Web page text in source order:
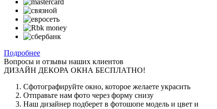
Подробнее
Вопросы и отзывы наших клиентов
ДИЗАЙН ДЕКОРА ОКНА БЕСПЛАТНО!
Сфотографируйте окно, которое желаете украсить
Отправьте нам фото через форму снизу
Наш дизайнер подберет в фотошопе модель и цвет и